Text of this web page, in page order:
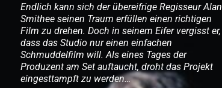
Endlich kann sich der übereifrige Regisseur Alan
Smithee seinen Traum erfüllen einen richtigen
Film zu drehen. Doch in seinem Eifer vergisst er,
dass das Studio nur einen einfachen
Schmuddelfilm will. Als eines Tages der
Produzent am Set auftaucht, droht das Projekt
eingesttampft zu werden…